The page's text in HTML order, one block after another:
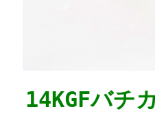
14KGFバチ